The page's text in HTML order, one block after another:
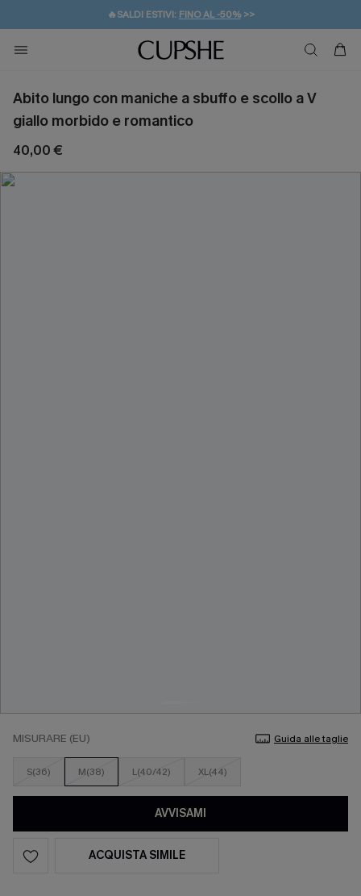
🔥SALDI ESTIVI: FINO AL -50%>>
🚚SPEDIZIONE GRATUITA DA 49€
💌REGALO PER I NUOVI: 20% DI SCONTO*
Abito lungo con maniche a sbuffo e scollo a V
giallo morbido e romantico
40,00 €
MISURARE (EU) Guida alle taglie
S(36) M(38) L(40/42) XL(44)
AVVISAMI
ACQUISTA SIMILE